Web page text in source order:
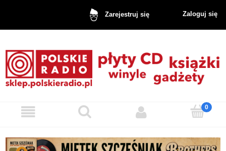
Zarejestruj się Zaloguj się